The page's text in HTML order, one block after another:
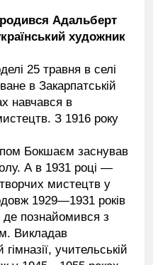
Адальберт
художник
25 травня в селі
в Закарпатській
навчався в
З 1916 року
Бокшаєм заснував
А в 1931 році —
мистецтв у
1929—1931 років
познайомився з
Викладав
учительській